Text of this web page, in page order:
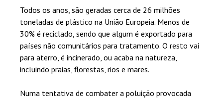
Todos os anos, são geradas cerca de 26 milhões
toneladas de plástico na União Europeia. Menos de
30% é reciclado, sendo que algum é exportado para
países não comunitários para tratamento. O resto vai
para aterro, é incinerado, ou acaba na natureza,
incluindo praias, florestas, rios e mares.
Numa tentativa de combater a poluição provocada